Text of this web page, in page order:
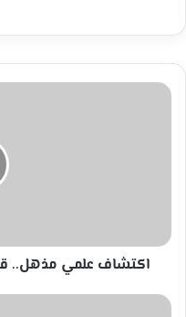
اكتشاف
الأرض
اكتشاف علمي مذهل..
لدماغ